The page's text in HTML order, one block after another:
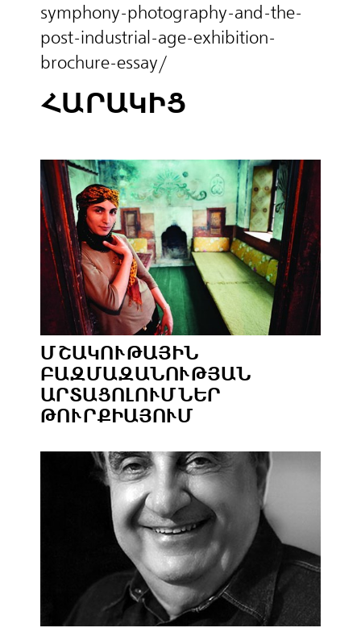
symphony-photography-and-the-
post-industrial-age-exhibition-
brochure-essay/
ՀԱՐԱԿԻՑ
ՄՇԱԿՈՒԹԱՅԻՆ
ԲԱԶՄԱԶԱՆՈՒԹՅԱՆ
ԱՐՏԱՑՈԼՈՒՄՆԵՐ
ԹՈՒՐՔԻԱՅՈՒՄ